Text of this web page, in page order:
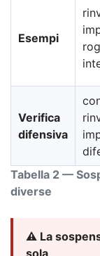
Tabella 2 —
diverse
Esempi
Verifica
difensiva
⚠️ La
sola